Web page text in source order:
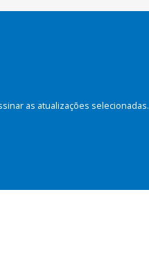
as atualizações selecionadas.